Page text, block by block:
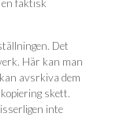
faktisk
Det
Här kan man
avsrkiva dem
skett.
inte